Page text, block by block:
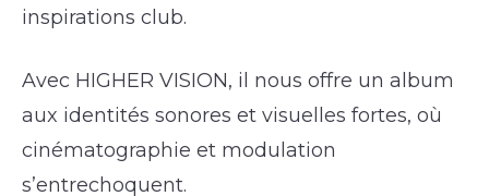
inspirations club.
Avec HIGHER VISION, il nous offre un album
aux identités sonores et visuelles fortes, où
cinématographie et modulation
s’entrechoquent.